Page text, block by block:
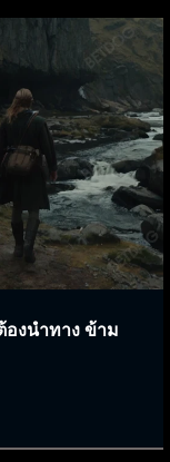
องนำทาง ข้าม